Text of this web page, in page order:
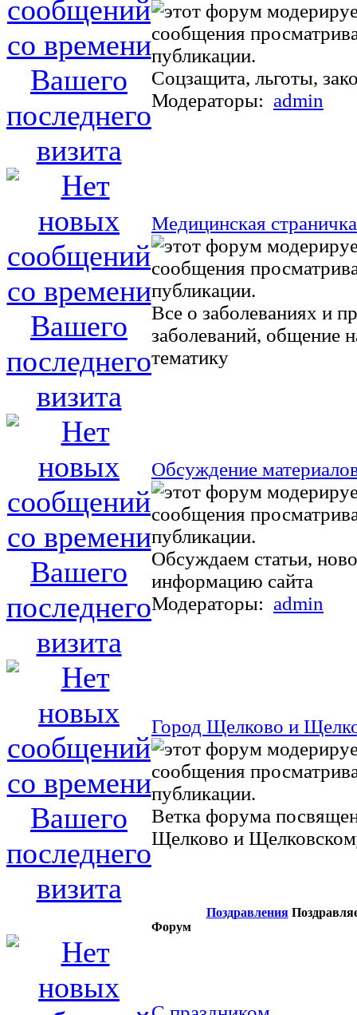
Соцзащита, льготы,
Модераторы: admin
Медицинская
Все о заболеваниях и
заболеваний, общение
тематику
Обсуждение
Обсуждаем статьи,
информацию сайта
Модераторы: admin
Город Щелково и
Ветка форума
Щелково и
Поздравления
Форум